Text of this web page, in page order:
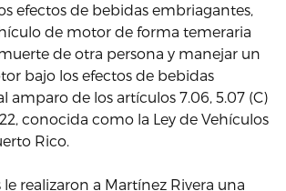
efectos de bebidas embriagantes,
de motor de forma temeraria
de otra persona y manejar un
bajo los efectos de bebidas
amparo de los artículos 7.06, 5.07 (C)
conocida como la Ley de Vehículos
Rico.
le realizaron a Martínez Rivera una